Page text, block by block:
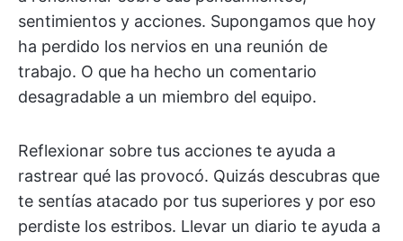
sentimientos y acciones. Supongamos que hoy
ha perdido los nervios en una reunión de
trabajo. O que ha hecho un comentario
desagradable a un miembro del equipo.
Reflexionar sobre tus acciones te ayuda a
rastrear qué las provocó. Quizás descubras que
te sentías atacado por tus superiores y por eso
perdiste los estribos. Llevar un diario te ayuda a